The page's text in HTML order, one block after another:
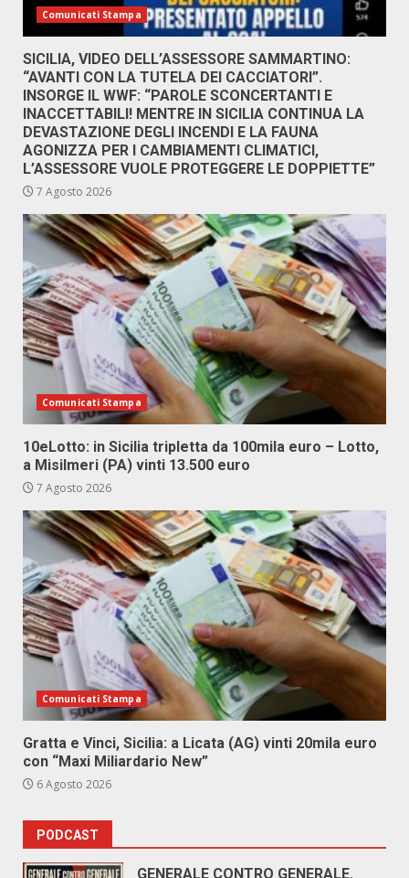
Comunicati Stampa
SICILIA, VIDEO DELL’ASSESSORE SAMMARTINO:
“AVANTI CON LA TUTELA DEI CACCIATORI”.
INSORGE IL WWF: “PAROLE SCONCERTANTI E
INACCETTABILI! MENTRE IN SICILIA CONTINUA LA
DEVASTAZIONE DEGLI INCENDI E LA FAUNA
AGONIZZA PER I CAMBIAMENTI CLIMATICI,
L’ASSESSORE VUOLE PROTEGGERE LE DOPPIETTE”
7 Agosto 2026
Comunicati Stampa
10eLotto: in Sicilia tripletta da 100mila euro – Lotto,
a Misilmeri (PA) vinti 13.500 euro
7 Agosto 2026
Comunicati Stampa
Gratta e Vinci, Sicilia: a Licata (AG) vinti 20mila euro
con “Maxi Miliardario New”
6 Agosto 2026
PODCAST
GENERALE CONTRO GENERALE.